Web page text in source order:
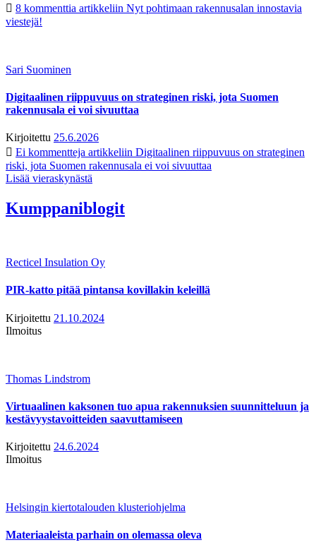
8 kommenttia artikkeliin Nyt pohtimaan rakennusalan innostavia
viestejä!
Sari Suominen
Digitaalinen riippuvuus on strateginen riski, jota Suomen
rakennusala ei voi sivuuttaa
Kirjoitettu 25.6.2026
Ei kommentteja artikkeliin Digitaalinen riippuvuus on strateginen
riski, jota Suomen rakennusala ei voi sivuuttaa
Lisää vieraskynästä
Kumppaniblogit
Recticel Insulation Oy
PIR-katto pitää pintansa kovillakin keleillä
Kirjoitettu 21.10.2024
Ilmoitus
Thomas Lindstrom
Virtuaalinen kaksonen tuo apua rakennuksien suunnitteluun ja
kestävyystavoitteiden saavuttamiseen
Kirjoitettu 24.6.2024
Ilmoitus
Helsingin kiertotalouden klusteriohjelma
Materiaaleista parhain on olemassa oleva